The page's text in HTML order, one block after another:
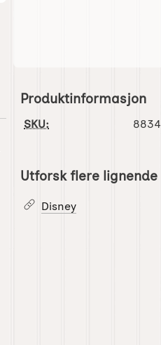
Produktinformasjon
SKU: 8834
Utforsk flere lignende
Disney